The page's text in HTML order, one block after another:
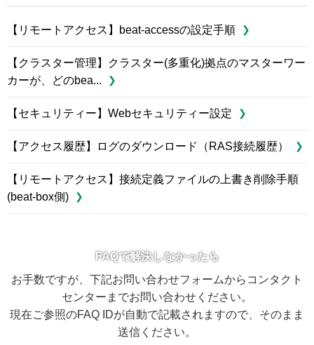
【リモートアクセス】beat-accessの設定手順
【クラスター管理】クラスター(多重化)拠点のマスターワー
カーが、どのbea...
【セキュリティー】Webセキュリティー設定
【アクセス履歴】ログのダウンロード（RAS接続履歴）
【リモートアクセス】接続定義ファイルの上書き削除手順
(beat-box側)
FAQで解決しなかったら
お手数ですが、下記お問い合わせフォームからコンタクト
センターまでお問い合わせください。
現在ご参照のFAQ IDが自動で記載されますので、そのまま
送信ください。